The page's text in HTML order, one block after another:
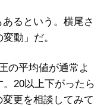
るという。横尾さ
動」だ。
の平均値が通常よ
20以上下がったら
更を相談してみて